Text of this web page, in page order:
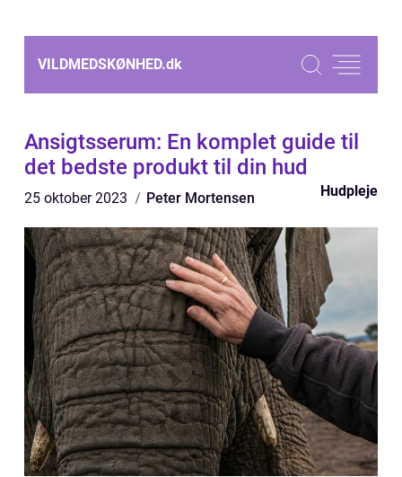
VILDMEDSKØNHED.dk
Ansigtsserum: En komplet guide til
det bedste produkt til din hud
25 oktober 2023 Peter Mortensen Hudpleje